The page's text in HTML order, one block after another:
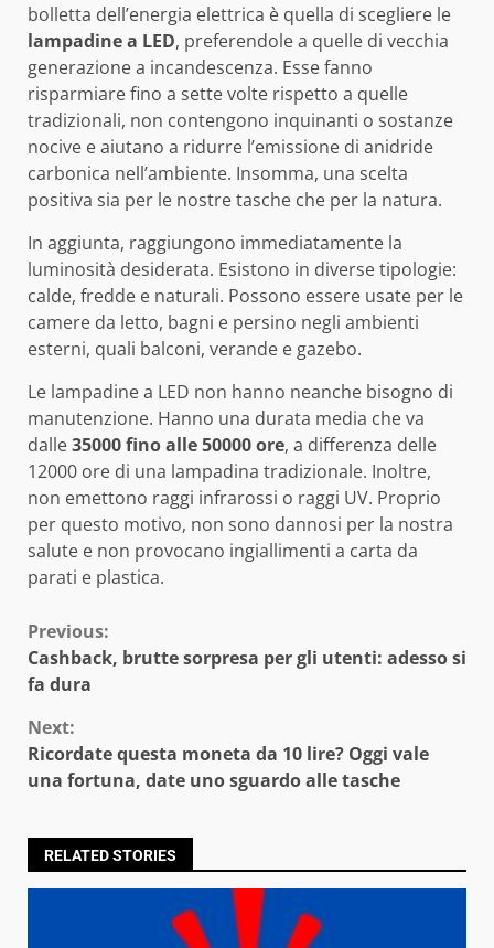
bolletta dell’energia elettrica è quella di scegliere le
lampadine a LED, preferendole a quelle di vecchia
generazione a incandescenza. Esse fanno
risparmiare fino a sette volte rispetto a quelle
tradizionali, non contengono inquinanti o sostanze
nocive e aiutano a ridurre l’emissione di anidride
carbonica nell’ambiente. Insomma, una scelta
positiva sia per le nostre tasche che per la natura.
In aggiunta, raggiungono immediatamente la
luminosità desiderata. Esistono in diverse tipologie:
calde, fredde e naturali. Possono essere usate per le
camere da letto, bagni e persino negli ambienti
esterni, quali balconi, verande e gazebo.
Le lampadine a LED non hanno neanche bisogno di
manutenzione. Hanno una durata media che va
dalle35000 fino alle 50000 ore, a differenza delle
12000 ore di una lampadina tradizionale. Inoltre,
non emettono raggi infrarossi o raggi UV. Proprio
per questo motivo, non sono dannosi per la nostra
salute e non provocano ingiallimenti a carta da
parati e plastica.
Continue
Reading
Previous:
Cashback, brutte sorpresa per gli utenti: adesso si
fa dura
Next:
Ricordate questa moneta da 10 lire? Oggi vale
una fortuna, date uno sguardo alle tasche
RELATED STORIES